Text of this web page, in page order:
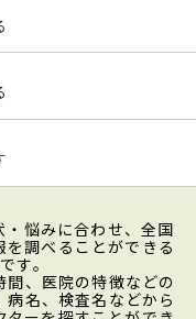
・悩みに合わせ、全国
調べることができる
す。
、医院の特徴などの
名、検査名などから